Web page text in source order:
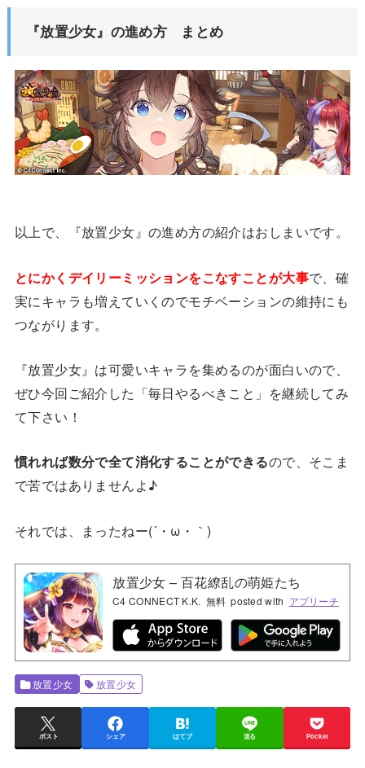
『放置少女』の進め方 まとめ
以上で、『放置少女』の進め方の紹介はおしまいです。
とにかくデイリーミッションをこなすことが大事で、確
実にキャラも増えていくのでモチベーションの維持にも
つながります。
『放置少女』は可愛いキャラを集めるのが面白いので、
ぜひ今回ご紹介した「毎日やるべきこと」を継続してみ
て下さい！
慣れれば数分で全て消化することができるので、そこま
で苦ではありませんよ♪
それでは、まったねー(´・ω・｀)
放置少女 – 百花繚乱の萌姫たち
C4 CONNECT K.K. 無料 posted with アプリーチ
放置少女 放置少女
ポスト シェア はてブ 送る Pocket